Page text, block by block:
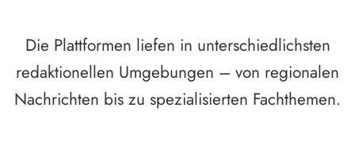
Die Plattformen liefen in unterschiedlichsten
redaktionellen Umgebungen – von regionalen
Nachrichten bis zu spezialisierten Fachthemen.